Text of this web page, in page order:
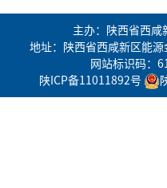
主办：陕西省西
地址：陕西省西咸新区能
网站标识码：
陕ICP备11011892号